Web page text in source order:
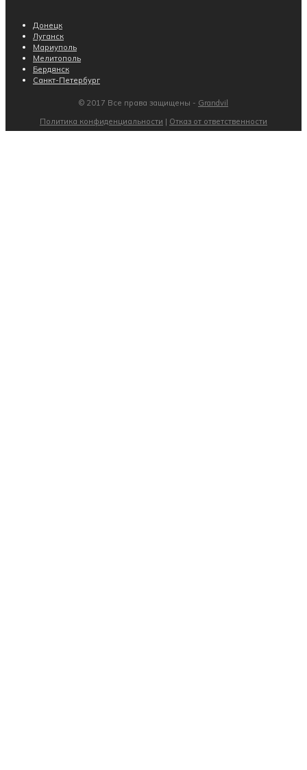
Донецк
Луганск
Мариуполь
Мелитополь
Бердянск
Санкт-Петербург
© 2017 Все права защищены - Grandvil
Политика конфиденциальности | Отказ от ответственности